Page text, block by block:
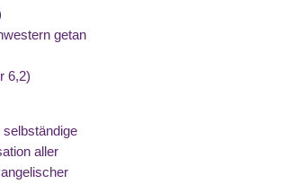
getan
6,2)
aller